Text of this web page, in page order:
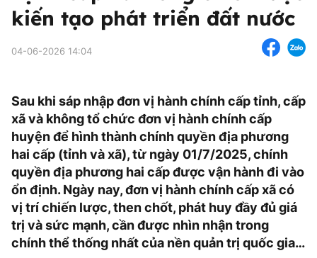
kiến tạo phát triển đất nước
04-06-2026 14:04
Sau khi sáp nhập đơn vị hành chính cấp tỉnh, cấp
xã và không tổ chức đơn vị hành chính cấp
huyện để hình thành chính quyền địa phương
hai cấp (tỉnh và xã), từ ngày 01/7/2025, chính
quyền địa phương hai cấp được vận hành đi vào
ổn định. Ngày nay, đơn vị hành chính cấp xã có
vị trí chiến lược, then chốt, phát huy đầy đủ giá
trị và sức mạnh, cần được nhìn nhận trong
chính thể thống nhất của nền quản trị quốc gia…